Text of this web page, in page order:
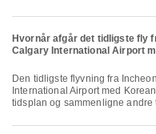
Hvornår afgår det tidligste fly
Calgary International Airport
Den tidligste flyvning fra Incheon International Airport til Calgary
International Airport med
tidsplan og sammenligne